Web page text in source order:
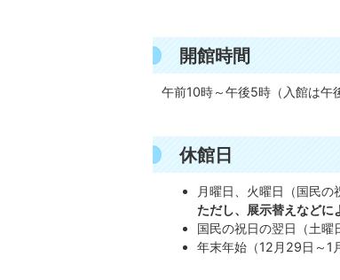
開館時間
午前10時～午後5時（入館は午
休館日
月曜日、火曜日（国民の
ただし、展示替えなどに
国民の祝日の翌日（土曜
年末年始（12月29日～1